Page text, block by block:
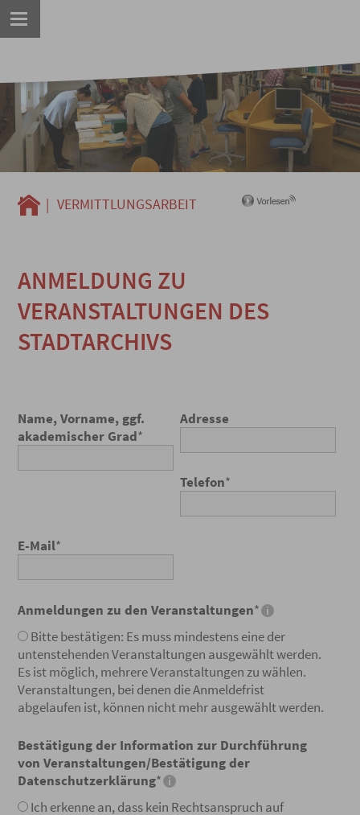
| VERMITTLUNGSARBEIT
ANMELDUNG ZU
VERANSTALTUNGEN DES
STADTARCHIVS
Name, Vorname, ggf.
akademischer Grad*
Adresse
Telefon*
E-Mail*
Anmeldungen zu den Veranstaltungen*
untenstehenden Veranstaltungen ausgewählt werden.
Es ist möglich, mehrere Veranstaltungen zu wählen.
Veranstaltungen, bei denen die Anmeldefrist
abgelaufen ist, können nicht mehr ausgewählt werden.
Bestätigung der Information zur Durchführung
von Veranstaltungen/Bestätigung der
Datenschutzerklärung*